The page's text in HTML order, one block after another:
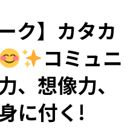
ク】カタカ
コミュニ
、想像力、
に付く!